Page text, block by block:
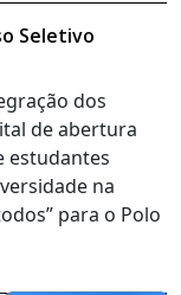
Seletivo
dos
de abertura
estudantes
na
para o Polo